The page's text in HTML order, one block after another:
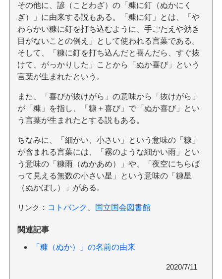
その他に、諺（ことわざ）の「糠に釘（ぬかにく
ぎ）」に由来する説もある。「糠に釘」とは、「や
わらかい糠に釘を打ち込むように、手ごたえや効き
目がないことの例え」として使われる言葉である。
そして、「糠に釘を打ち込んだと喜んだら、すぐ抜
けて、がっかりした」ことから「ぬか喜び」という
言葉が生まれたという。
また、「喜びが抜けがら」の意味から「抜けがら」
が「糠」を指し、「糠＋喜び」で「ぬか喜び」とい
う言葉が生まれたとする説もある。
ちなみに、「細かい、小さい」という意味の「糠」
が含まれる言葉には、「霧のような細かい雨」とい
う意味の「糠雨（ぬかあめ）」や、「夜空にちらば
って見える無数の小さい星」という意味の「糠星
（ぬかぼし）」がある。
リンク ： コトバンク 国立国会図書館
関連記事
「糠（ぬか）」の名前の由来
2020/7/11